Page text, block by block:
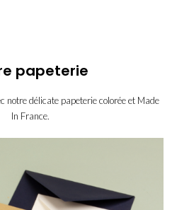
papeterie
notre délicate papeterie colorée et Made
In France.